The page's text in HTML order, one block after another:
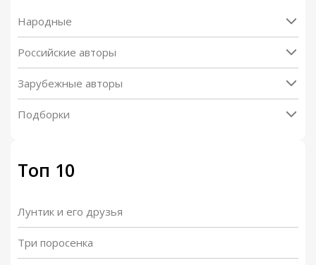
Народные
Российские авторы
Зарубежные авторы
Подборки
Топ 10
Лунтик и его друзья
Три поросенка